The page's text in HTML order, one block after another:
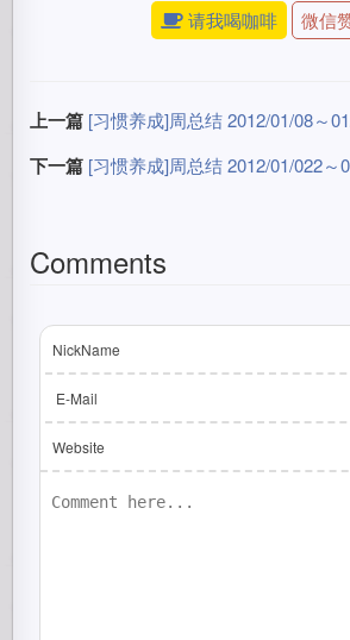
请我喝咖啡 微信
上一篇 [习惯养成]周总结 2012/01/08～
下一篇 [习惯养成]周总结 2012/01/022～
Comments
NickName
E-Mail
Website